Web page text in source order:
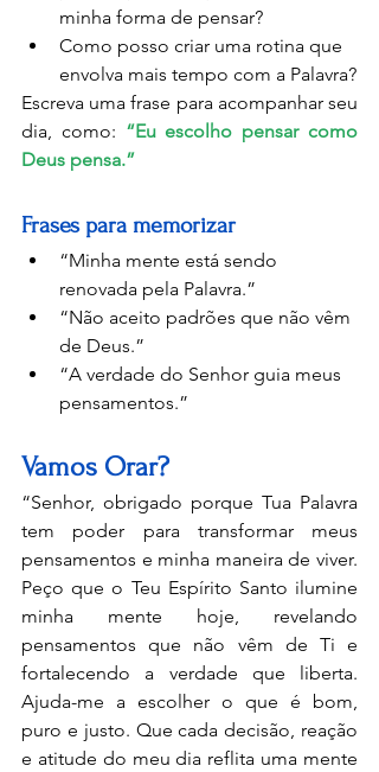
minha forma de pensar?
Como posso criar uma rotina que
envolva mais tempo com a Palavra?
Escreva uma frase para acompanhar seu
dia, como: “Eu escolho pensar como
Deus pensa.”
Frases para memorizar
“Minha mente está sendo
renovada pela Palavra.”
“Não aceito padrões que não vêm
de Deus.”
“A verdade do Senhor guia meus
pensamentos.”
Vamos Orar?
“Senhor, obrigado porque Tua Palavra
tem poder para transformar meus
pensamentos e minha maneira de viver.
Peço que o Teu Espírito Santo ilumine
minha mente hoje, revelando
pensamentos que não vêm de Ti e
fortalecendo a verdade que liberta.
Ajuda-me a escolher o que é bom,
puro e justo. Que cada decisão, reação
e atitude do meu dia reflita uma mente